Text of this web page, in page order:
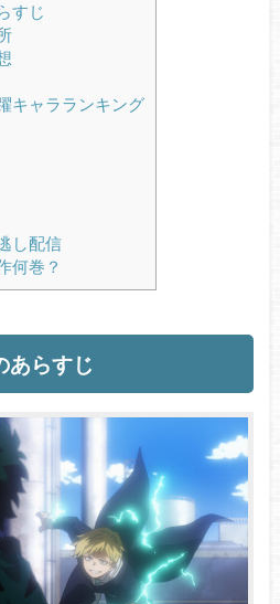
すじ
キャラランキング
し配信
何巻？
あらすじ